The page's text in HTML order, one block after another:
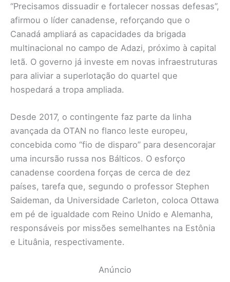
“Precisamos dissuadir e fortalecer nossas defesas”,
afirmou o líder canadense, reforçando que o
Canadá ampliará as capacidades da brigada
multinacional no campo de Adazi, próximo à capital
letã. O governo já investe em novas infraestruturas
para aliviar a superlotação do quartel que
hospedará a tropa ampliada.
Desde 2017, o contingente faz parte da linha
avançada da OTAN no flanco leste europeu,
concebida como “fio de disparo” para desencorajar
uma incursão russa nos Bálticos. O esforço
canadense coordena forças de cerca de dez
países, tarefa que, segundo o professor Stephen
Saideman, da Universidade Carleton, coloca Ottawa
em pé de igualdade com Reino Unido e Alemanha,
responsáveis por missões semelhantes na Estônia
e Lituânia, respectivamente.
Anúncio